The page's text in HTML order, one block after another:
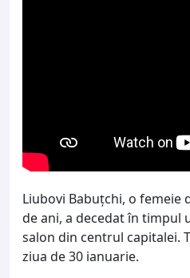
Liubovi Babuțchi, o femeie
de ani, a decedat în timpul
salon din centrul capitalei.
ziua de 30 ianuarie.